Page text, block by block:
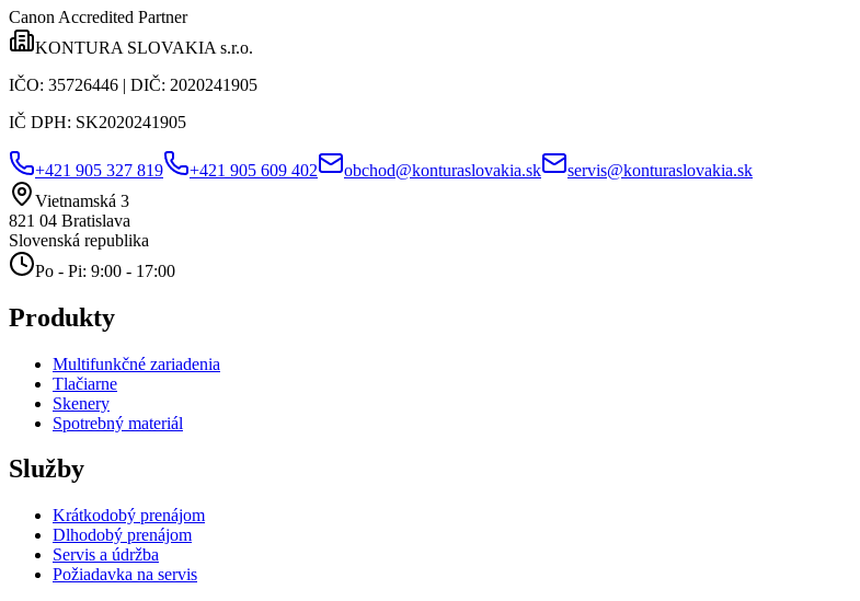
Canon Accredited Partner
KONTURA SLOVAKIA s.r.o.
IČO: 35726446 | DIČ: 2020241905
IČ DPH: SK2020241905
+421 905 327 819 +421 905 609 402 obchod@konturaslovakia.sk
servis@konturaslovakia.sk
Vietnamská 3
821 04 Bratislava
Slovenská republika
Po - Pi: 9:00 - 17:00
Produkty
Multifunkčné zariadenia
Tlačiarne
Skenery
Spotrebný materiál
Služby
Krátkodobý prenájom
Dlhodobý prenájom
Servis a údržba
Požiadavka na servis